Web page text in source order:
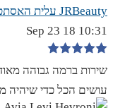
JRBeauty עלית האסתטיקה
10:31 18 Sep 23
שירות ברמה גבוהה
עושים הכל כדי שיהיה